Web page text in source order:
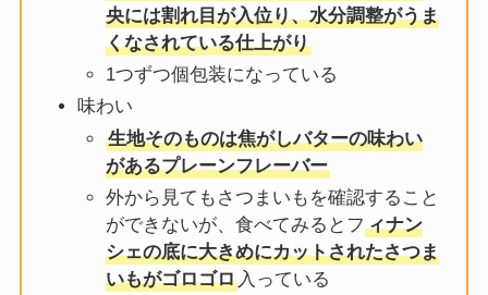
央には割れ目が入位り、水分調整がうま
くなされている仕上がり
1つずつ個包装になっている
味わい
生地そのものは焦がしバターの味わい
があるプレーンフレーバー
外から見てもさつまいもを確認すること
ができないが、食べてみるとフィナン
シェの底に大きめにカットされたさつま
いもがゴロゴロ入っている